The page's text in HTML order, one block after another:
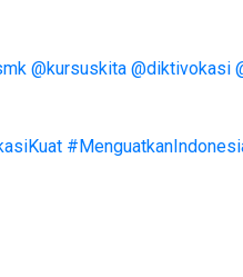
@kursuskita @diktivokasi